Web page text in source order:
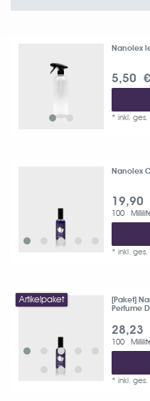
Nanolex
5,50
*inkl. ges.
Nanolex
19,90
100
*inkl. ges.
Artikelpaket
[Paket]
Perfume
28,23
100
*inkl. ges.